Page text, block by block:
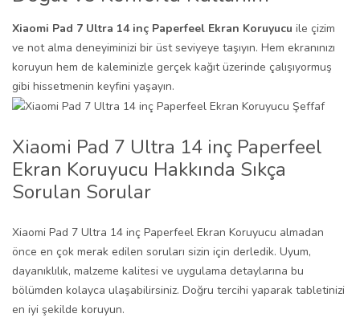
Xiaomi Pad 7 Ultra 14 inç Paperfeel Ekran Koruyucu ile çizim
ve not alma deneyiminizi bir üst seviyeye taşıyın. Hem ekranınızı
koruyun hem de kaleminizle gerçek kağıt üzerinde çalışıyormuş
gibi hissetmenin keyfini yaşayın.
Xiaomi Pad 7 Ultra 14 inç Paperfeel
Ekran Koruyucu Hakkında Sıkça
Sorulan Sorular
Xiaomi Pad 7 Ultra 14 inç Paperfeel Ekran Koruyucu almadan
önce en çok merak edilen soruları sizin için derledik. Uyum,
dayanıklılık, malzeme kalitesi ve uygulama detaylarına bu
bölümden kolayca ulaşabilirsiniz. Doğru tercihi yaparak tabletinizi
en iyi şekilde koruyun.